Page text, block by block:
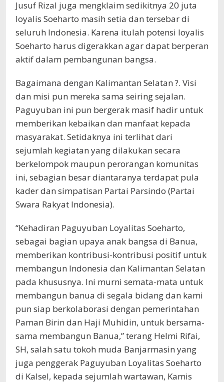
Jusuf Rizal juga mengklaim sedikitnya 20 juta
loyalis Soeharto masih setia dan tersebar di
seluruh Indonesia. Karena itulah potensi loyalis
Soeharto harus digerakkan agar dapat berperan
aktif dalam pembangunan bangsa.
Bagaimana dengan Kalimantan Selatan ?. Visi
dan misi pun mereka sama seiring sejalan.
Paguyuban ini pun bergerak masif hadir untuk
memberikan kebaikan dan manfaat kepada
masyarakat. Setidaknya ini terlihat dari
sejumlah kegiatan yang dilakukan secara
berkelompok maupun perorangan komunitas
ini, sebagian besar diantaranya terdapat pula
kader dan simpatisan Partai Parsindo (Partai
Swara Rakyat Indonesia).
“Kehadiran Paguyuban Loyalitas Soeharto,
sebagai bagian upaya anak bangsa di Banua,
memberikan kontribusi-kontribusi positif untuk
membangun Indonesia dan Kalimantan Selatan
pada khususnya. Ini murni semata-mata untuk
membangun banua di segala bidang dan kami
pun siap berkolaborasi dengan pemerintahan
Paman Birin dan Haji Muhidin, untuk bersama-
sama membangun Banua,” terang Helmi Rifai,
SH, salah satu tokoh muda Banjarmasin yang
juga penggerak Paguyuban Loyalitas Soeharto
di Kalsel, kepada sejumlah wartawan, Kamis